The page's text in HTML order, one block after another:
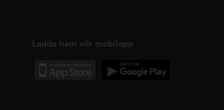
Ladda hem vår mobilapp